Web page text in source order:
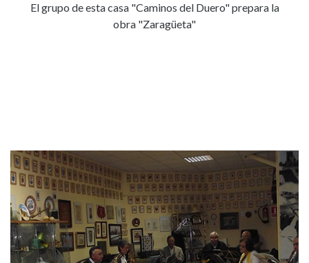
El grupo de esta casa "Caminos del Duero" prepara la
obra "Zaragüeta"